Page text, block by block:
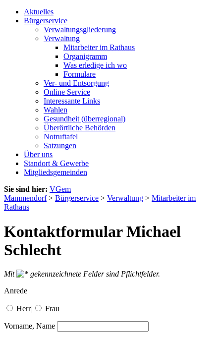
Aktuelles
Bürgerservice
Verwaltungsgliederung
Verwaltung
Mitarbeiter im Rathaus
Organigramm
Was erledige ich wo
Formulare
Ver- und Entsorgung
Online Service
Interessante Links
Wahlen
Gesundheit (überregional)
Überörtliche Behörden
Notruftafel
Satzungen
Über uns
Standort & Gewerbe
Mitgliedsgemeinden
Sie sind hier: VGem
Mammendorf> Bürgerservice > Verwaltung > Mitarbeiter im
Rathaus
Kontaktformular Michael
Schlecht
Mit
gekennzeichnete Felder sind Pflichtfelder.
Anrede
Herr| Frau
Vorname, Name